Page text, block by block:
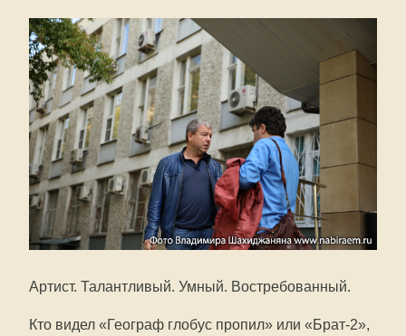
Артист. Талантливый. Умный. Востребованный.
Кто видел «Географ глобус пропил» или «Брат-2»,